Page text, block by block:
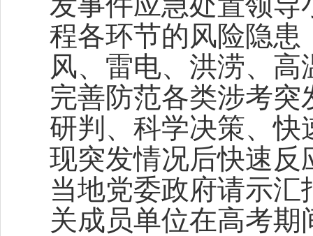
程各环节的风险隐患
风、雷电、洪涝、
完善防范各类涉考
研判、科学决策、快
现突发情况后快速反
当地党委政府请示
关成员单位在高考